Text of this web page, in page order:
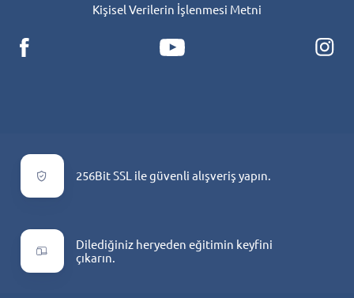
Kişisel Verilerin İşlenmesi Metni
256Bit SSL ile güvenli alışveriş yapın.
Dilediğiniz heryeden eğitimin keyfini
çıkarın.